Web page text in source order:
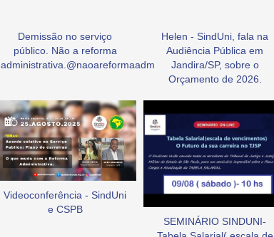
Demissão no serviço
público. Não a reforma
administrativa.@naoareformaadm
Helen - SindUni, fala na
Audiência Pública em
Jandira/SP, sobre o
Orçamento de 2026.
Videoconferência - SindUni
e CSPB
SEMINÁRIO SINDUNI-